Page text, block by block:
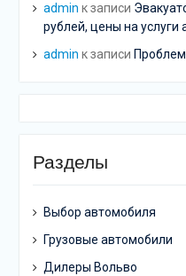
admin к записи
рублей, цены на услуги
admin к записи
Разделы
Выбор автомобиля
Грузовые автомобили
Дилеры Вольво